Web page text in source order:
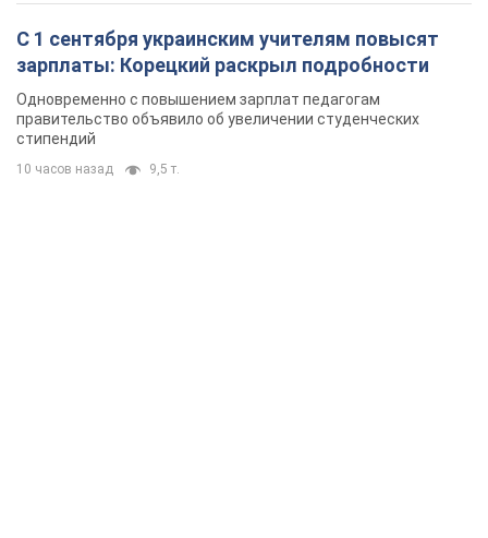
С 1 сентября украинским учителям повысят
зарплаты: Корецкий раскрыл подробности
Одновременно с повышением зарплат педагогам
правительство объявило об увеличении студенческих
стипендий
10 часов назад 9,5 т.